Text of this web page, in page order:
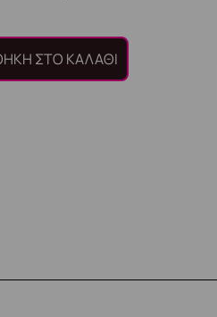
ΣΤΟ ΚΑΛΆΘΙ